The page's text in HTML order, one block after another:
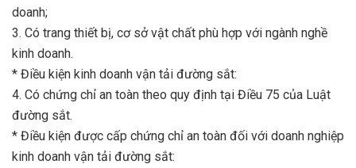
doanh;
3. Có trang thiết bị, cơ sở vật chất phù hợp với ngành nghề
kinh doanh.
* Điều kiện kinh doanh vận tải đường sắt:
4. Có chứng chỉ an toàn theo quy định tại Điều 75 của Luật
đường sắt.
* Điều kiện được cấp chứng chỉ an toàn đối với doanh nghiệp
kinh doanh vận tải đường sắt: